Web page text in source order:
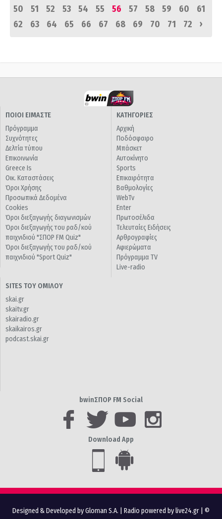
50
51 52 53 54 55 56 57 58 59 60
61
62
63 64 65 66 67 68 69 70 71 72 ›
ΠΟΙΟΙ ΕΙΜΑΣΤΕ
Πρόγραμμα
Συχνότητες
Δελτία τύπου
Επικοινωνία
Greece Is
Οικ. Καταστάσεις
Όροι Χρήσης
Προσωπικά Δεδομένα
Cookies
Όροι διεξαγωγής διαγωνισμών
Όροι διεξαγωγής του ραδ/κού
παιχνιδιού "ΣΠΟΡ FM Quiz"
Όροι διεξαγωγής του ραδ/κού
παιχνιδιού "Sport Quiz"
ΚΑΤΗΓΟΡΙΕΣ
Αρχική
Ποδόσφαιρο
Μπάσκετ
Αυτοκίνητο
Sports
Επικαιρότητα
Βαθμολογίες
WebTv
Enter
Πρωτοσέλιδα
Τελευταίες Ειδήσεις
Αρθρογραφίες
Αφιερώματα
Πρόγραμμα TV
Live-radio
SITES ΤΟΥ ΟΜΙΛΟΥ
skai.gr
skaitv.gr
skairadio.gr
skaikairos.gr
podcast.skai.gr
bwinΣΠΟΡ FM Social
Download App
Designed & Developed by Gloman S.A. Radio powered by live24.gr | ©